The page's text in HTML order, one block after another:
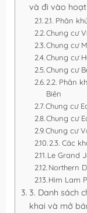
và đi vào
2.1. Phân
Chung cư
Chung cư
Chung cư
Chung cư
2.2. Phân
Biên
Chung cư
Chung cư
Chung cư
2.3. Các
Le Grand
Northern
Him Lam
3. Danh sách
khai và mở